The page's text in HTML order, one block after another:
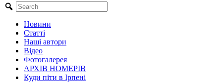
Новини
Статті
Наші автори
Відео
Фотогалерея
АРХІВ НОМЕРІВ
Куди піти в Ірпені